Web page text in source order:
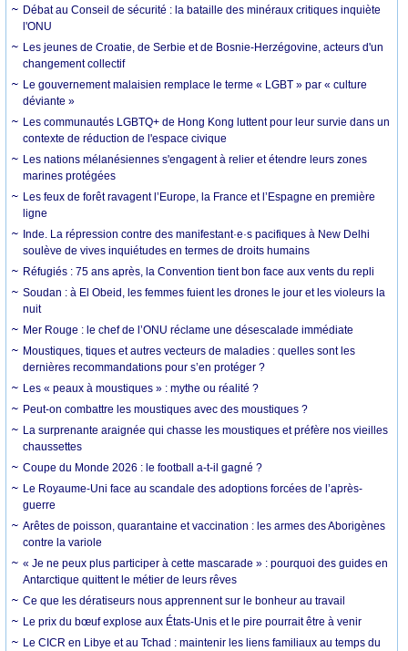
Débat au Conseil de sécurité : la bataille des minéraux critiques inquiète
l'ONU
Les jeunes de Croatie, de Serbie et de Bosnie-Herzégovine, acteurs d'un
changement collectif
Le gouvernement malaisien remplace le terme « LGBT » par « culture
déviante »
Les communautés LGBTQ+ de Hong Kong luttent pour leur survie dans un
contexte de réduction de l'espace civique
Les nations mélanésiennes s'engagent à relier et étendre leurs zones
marines protégées
Les feux de forêt ravagent l’Europe, la France et l’Espagne en première
ligne
Inde. La répression contre des manifestant·e·s pacifiques à New Delhi
soulève de vives inquiétudes en termes de droits humains
Réfugiés : 75 ans après, la Convention tient bon face aux vents du repli
Soudan : à El Obeid, les femmes fuient les drones le jour et les violeurs la
nuit
Mer Rouge : le chef de l’ONU réclame une désescalade immédiate
Moustiques, tiques et autres vecteurs de maladies : quelles sont les
dernières recommandations pour s’en protéger ?
Les « peaux à moustiques » : mythe ou réalité ?
Peut-on combattre les moustiques avec des moustiques ?
La surprenante araignée qui chasse les moustiques et préfère nos vieilles
chaussettes
Coupe du Monde 2026 : le football a-t-il gagné ?
Le Royaume-Uni face au scandale des adoptions forcées de l’après-
guerre
Arêtes de poisson, quarantaine et vaccination : les armes des Aborigènes
contre la variole
« Je ne peux plus participer à cette mascarade » : pourquoi des guides en
Antarctique quittent le métier de leurs rêves
Ce que les dératiseurs nous apprennent sur le bonheur au travail
Le prix du bœuf explose aux États-Unis et le pire pourrait être à venir
Le CICR en Libye et au Tchad : maintenir les liens familiaux au temps du